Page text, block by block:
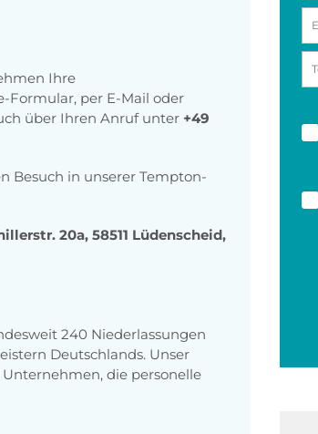
Ihre
Formular, per E-Mail oder
über Ihren Anruf unter +49
Besuch in unserer Tempton-
20a, 58511 Lüdenscheid,
240 Niederlassungen
Deutschlands. Unser
die personelle